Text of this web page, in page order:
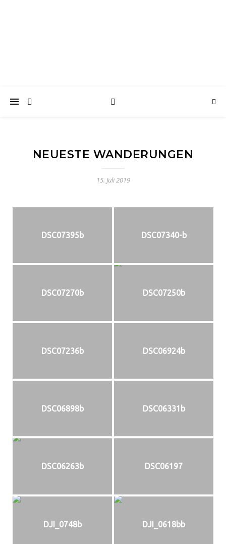
NEUESTE WANDERUNGEN
15. Juli 2019
DSC07395b DSC07340-b
DSC07270b DSC07250b
DSC07236b DSC06924b
DSC06898b DSC06331b
DSC06263b DSC06197
DJI_0748b DJI_0618bb